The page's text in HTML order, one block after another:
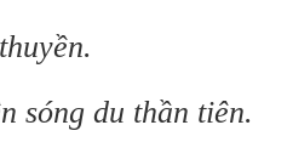
sóng du thần tiên.